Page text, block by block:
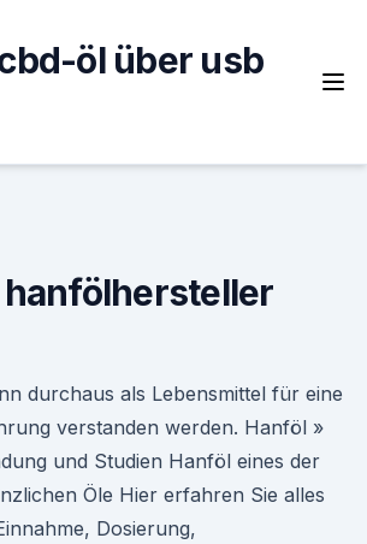
öl über usb
durchaus als Lebensmittel für eine
verstanden werden. Hanföl »
und Studien Hanföl eines der
Öle Hier erfahren Sie alles
Dosierung,